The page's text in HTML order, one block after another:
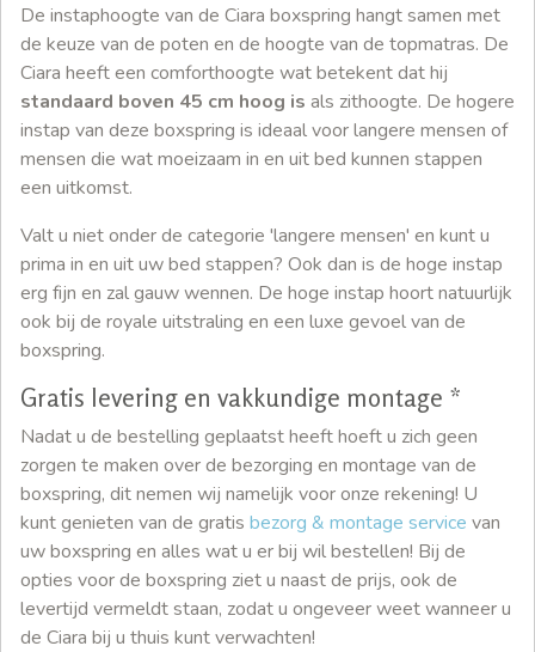
De instaphoogte van de Ciara boxspring hangt samen met
de keuze van de poten en de hoogte van de topmatras. De
Ciara heeft een comforthoogte wat betekent dat hij
standaard boven 45 cm hoog is als zithoogte. De hogere
instap van deze boxspring is ideaal voor langere mensen of
mensen die wat moeizaam in en uit bed kunnen stappen
een uitkomst.
Valt u niet onder de categorie 'langere mensen' en kunt u
prima in en uit uw bed stappen? Ook dan is de hoge instap
erg fijn en zal gauw wennen. De hoge instap hoort natuurlijk
ook bij de royale uitstraling en een luxe gevoel van de
boxspring.
Gratis levering en vakkundige montage *
Nadat u de bestelling geplaatst heeft hoeft u zich geen
zorgen te maken over de bezorging en montage van de
boxspring, dit nemen wij namelijk voor onze rekening! U
kunt genieten van de gratis bezorg & montage service van
uw boxspring en alles wat u er bij wil bestellen! Bij de
opties voor de boxspring ziet u naast de prijs, ook de
levertijd vermeldt staan, zodat u ongeveer weet wanneer u
de Ciara bij u thuis kunt verwachten!